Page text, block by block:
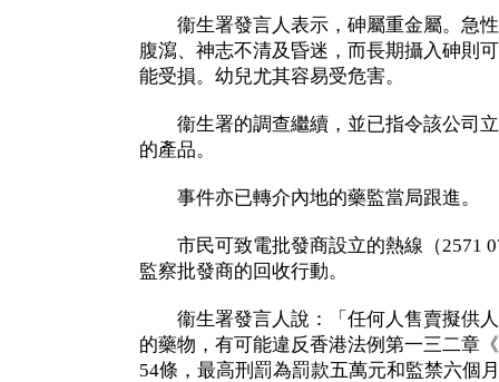
衞生署發言人表示，砷屬重金屬。急性
腹瀉、神志不清及昏迷，而長期攝入砷則
能受損。幼兒尤其容易受危害。
衞生署的調查繼續，並已指令該公司立
的產品。
事件亦已轉介內地的藥監當局跟進。
市民可致電批發商設立的熱線（2571
監察批發商的回收行動。
衞生署發言人說：「任何人售賣擬供人
的藥物，有可能違反香港法例第一三二章
54條，最高刑罰為罰款五萬元和監禁六個